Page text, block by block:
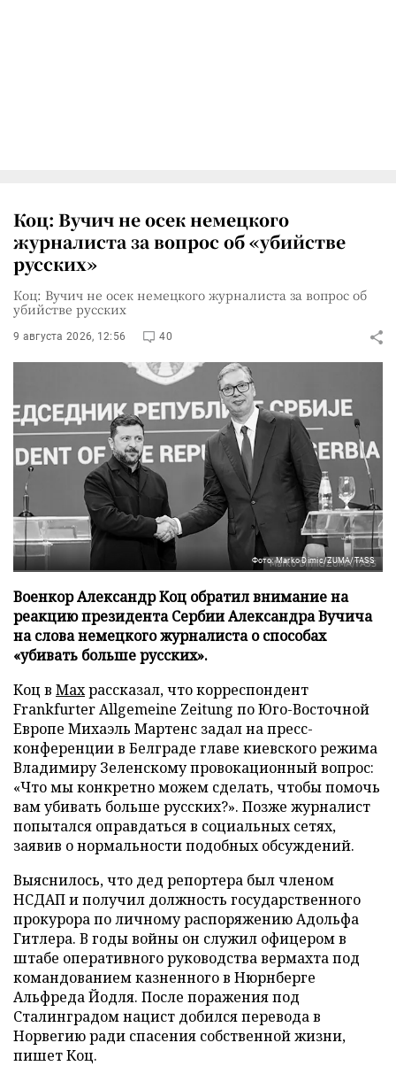
Коц: Вучич не осек немецкого
журналиста за вопрос об «убийстве
русских»
Коц: Вучич не осек немецкого журналиста за вопрос об
убийстве русских
9 августа 2026, 12:56 40
Фото: Marko Dimic/ZUMA/TASS
Военкор Александр Коц обратил внимание на
реакцию президента Сербии Александра Вучича
на слова немецкого журналиста о способах
«убивать больше русских».
Коц в Махрассказал, что корреспондент
Frankfurter Allgemeine Zeitung по Юго-Восточной
Европе Михаэль Мартенс задал на пресс-
конференции в Белграде главе киевского режима
Владимиру Зеленскому провокационный вопрос:
«Что мы конкретно можем сделать, чтобы помочь
вам убивать больше русских?». Позже журналист
попытался оправдаться в социальных сетях,
заявив о нормальности подобных обсуждений.
Выяснилось, что дед репортера был членом
НСДАП и получил должность государственного
прокурора по личному распоряжению Адольфа
Гитлера. В годы войны он служил офицером в
штабе оперативного руководства вермахта под
командованием казненного в Нюрнберге
Альфреда Йодля. После поражения под
Сталинградом нацист добился перевода в
Норвегию ради спасения собственной жизни,
пишет Коц.